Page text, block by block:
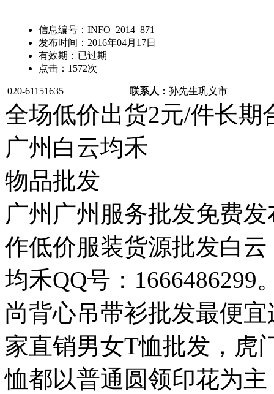
信息编号： INFO_2014_871
发布时间： 2016年04月17日
有效期： 已过期
点击： 1572次
020-61151635 联系人： 孙先生巩义市
全场低价出货2元/件长期
广州白云均禾
物品批发
广州广州服务批发免费
作低价服装货源批发白云
均禾QQ号：
尚背心吊带衫批发最便
家直销男女T恤批发，虎
恤都以普通圆领印花为